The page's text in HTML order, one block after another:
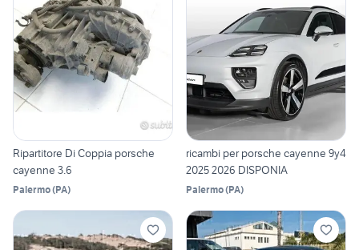
Ripartitore Di Coppia porsche
cayenne 3.6
Palermo(PA)
ricambi per porsche cayenne 9y4
2025 2026 DISPONIA
Palermo(PA)